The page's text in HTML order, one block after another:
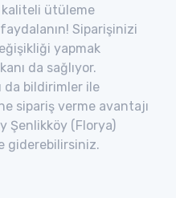
ütüleme
Siparişinizi
yapmak
da sağlıyor.
da bildirimler ile
sipariş verme avantajı
Şenlikköy (Florya)
giderebilirsiniz.